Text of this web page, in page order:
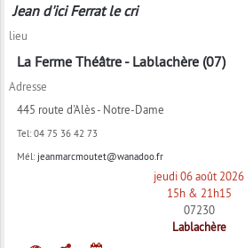
Jean d'ici Ferrat le cri
lieu
La Ferme Théâtre - Lablachère (07)
Adresse
445 route d'Alès - Notre-Dame
Tel: 04 75 36 42 73
Mél: jeanmarcmoutet@wanadoo.fr
jeudi 06 août 2026
15h & 21h15
07230
Lablachère